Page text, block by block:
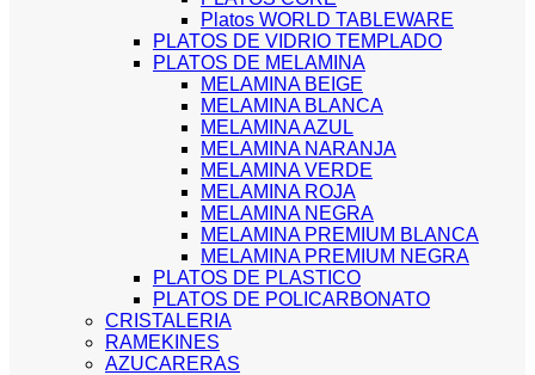
Platos WORLD TABLEWARE
PLATOS DE VIDRIO TEMPLADO
PLATOS DE MELAMINA
MELAMINA BEIGE
MELAMINA BLANCA
MELAMINA AZUL
MELAMINA NARANJA
MELAMINA VERDE
MELAMINA ROJA
MELAMINA NEGRA
MELAMINA PREMIUM BLANCA
MELAMINA PREMIUM NEGRA
PLATOS DE PLASTICO
PLATOS DE POLICARBONATO
CRISTALERIA
RAMEKINES
AZUCARERAS